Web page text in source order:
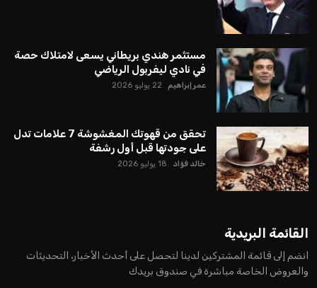
مستثمر هندي بريطاني يسعى لامتلاك حصة
في نادي ليفربول الرياضي
عمر إبراهيم 22 يوليو 2026
تحقق من قهوتك المغشوشة 7 علامات تدل
على جودتها قبل أول رشفة
خالد فؤاد 18 يوليو 2026
القائمة البريدية
انضم إلى قائمة المشتركين لدينا لتحصل على أحدث الأخبار، التحديثات
والعروض الخاصة مباشرة في صندوق بريدك